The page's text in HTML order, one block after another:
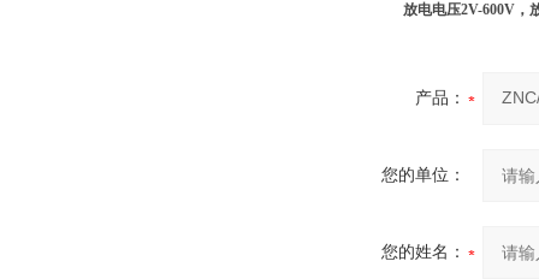
放电电压2V-600V ，
产品：
您的单位：
您的姓名：